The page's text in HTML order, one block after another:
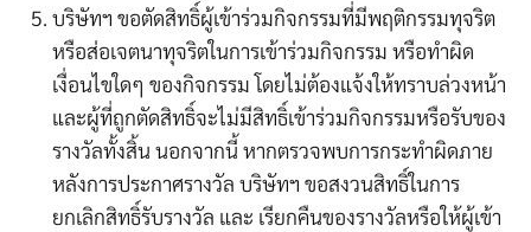
บริษัทฯ ขอตัดสิทธิ์ผู้เข้าร่วมกิจกรรมที่มีพฤติกรรมทุจริต
หรือส่อเจตนาทุจริตในการเข้าร่วมกิจกรรม หรือทำผิด
เงื่อนไขใดๆ ของกิจกรรม โดยไม่ต้องแจ้งให้ทราบล่วงหน้า
และผู้ที่ถูกตัดสิทธิ์จะไม่มีสิทธิ์เข้าร่วมกิจกรรมหรือรับของ
รางวัลทั้งสิ้น นอกจากนี้ หากตรวจพบการกระทำผิดภาย
หลังการประกาศรางวัล บริษัทฯ ขอสงวนสิทธิ์ในการ
ยกเลิกสิทธิ์รับรางวัล และ เรียกคืนของรางวัลหรือให้ผู้เข้า